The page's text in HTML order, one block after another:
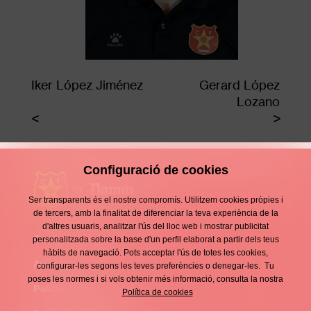
Iker López Jiménez
Gerard López
Lozano
Enllaços
d'interès
Contacte
Footer
Avís legal
Política de privacitat
Configuració de cookies
Ser transparents és el nostre compromís. Utilitzem cookies pròpies i
de tercers, amb la finalitat de diferenciar la teva experiència de la
d'altres usuaris, analitzar l'ús del lloc web i mostrar publicitat
personalitzada sobre la base d'un perfil elaborat a partir dels teus
hàbits de navegació. Pots acceptar l'ús de totes les cookies,
configurar-les segons les teves preferències o denegar-les. Tu
poses les normes i si vols obtenir més informació, consulta la nostra
Política de cookies